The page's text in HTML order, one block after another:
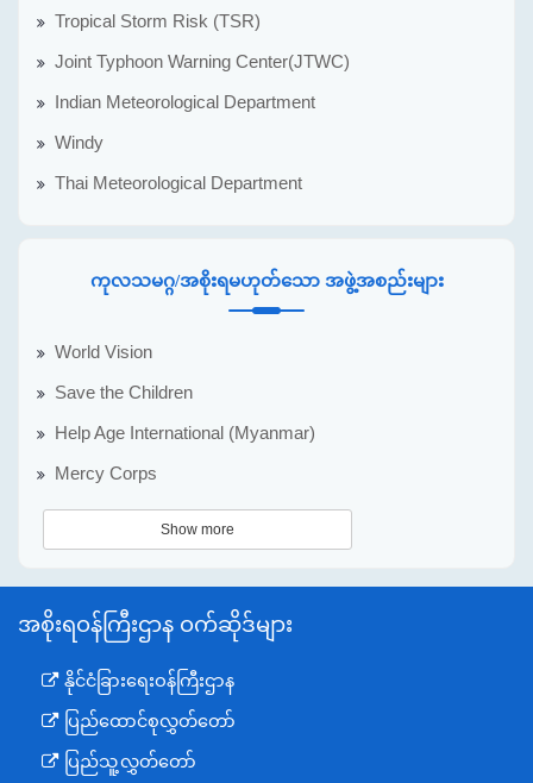
Tropical Storm Risk (TSR)
Joint Typhoon Warning Center(JTWC)
Indian Meteorological Department
Windy
Thai Meteorological Department
ကုလသမဂ္ဂ/အစိုးရမဟုတ်သော အဖွဲ့အစည်းများ
World Vision
Save the Children
Help Age International (Myanmar)
Mercy Corps
Show more
အစိုးရဝန်ကြီးဌာန ဝက်ဆိုဒ်များ
နိုင်ငံခြားရေးဝန်ကြီးဌာန
ပြည်ထောင်စုလွှတ်တော်
ပြည်သူ့လွှတ်တော်